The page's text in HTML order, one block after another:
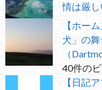
情は厳し
【ホー
犬」の
（
40件の
【日記